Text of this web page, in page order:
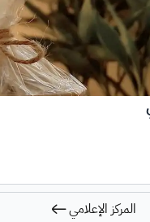
المركز الإعلامي